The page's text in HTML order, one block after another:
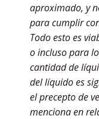
aproximado, y
para cumplir
Todo esto es
o incluso para
cantidad de
del líquido es
el precepto de
menciona en